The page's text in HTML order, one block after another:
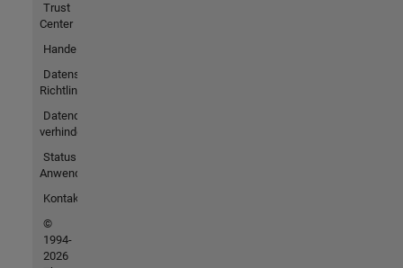
Trust
Center
Handelsmarken
Datenschutz-
Richtlinien
Datendiebstahl
verhindern
Status von
Anwendungen
Kontakt
©
1994-
2026